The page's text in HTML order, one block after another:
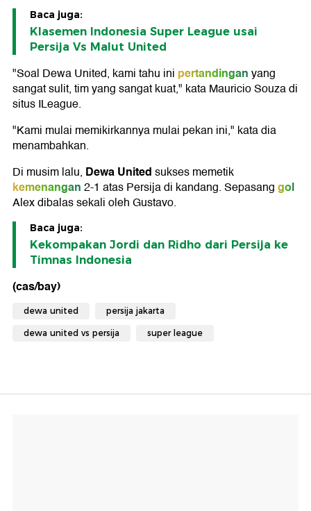
Baca juga:
Klasemen Indonesia Super League usai
Persija Vs Malut United
"Soal Dewa United, kami tahu ini pertandinganyang
sangat sulit, tim yang sangat kuat," kata Mauricio Souza di
situs ILeague.
"Kami mulai memikirkannya mulai pekan ini," kata dia
menambahkan.
Di musim lalu, Dewa Unitedsukses memetik
kemenangan2-1 atas Persija di kandang. Sepasanggol
Alex dibalas sekali oleh Gustavo.
Baca juga:
Kekompakan Jordi dan Ridho dari Persija ke
Timnas Indonesia
(cas/bay)
dewa united persija jakarta
dewa united vs persija super league